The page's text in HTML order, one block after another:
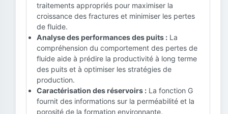
traitements appropriés pour maximiser la
croissance des fractures et minimiser les pertes
de fluide.
Analyse des performances des puits : La
compréhension du comportement des pertes de
fluide aide à prédire la productivité à long terme
des puits et à optimiser les stratégies de
production.
Caractérisation des réservoirs : La fonction G
fournit des informations sur la perméabilité et la
porosité de la formation environnante,